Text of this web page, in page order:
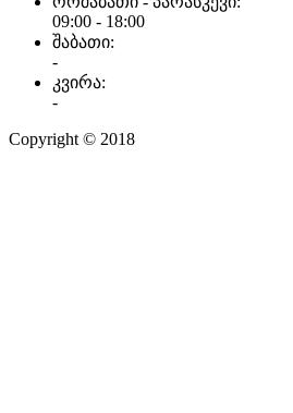
09:00 - 18:00
შაბათი:
-
კვირა:
-
Copyright © 2018